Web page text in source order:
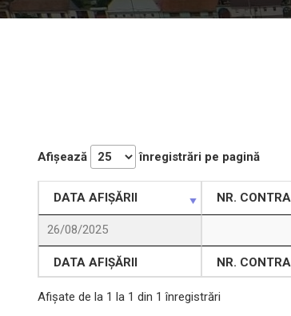
Afișează înregistrări pe pagină
DATA AFIȘĂRII NR.
26/08/2025
DATA AFIȘĂRII NR.
Afișate de la 1 la 1 din 1 înregistrări